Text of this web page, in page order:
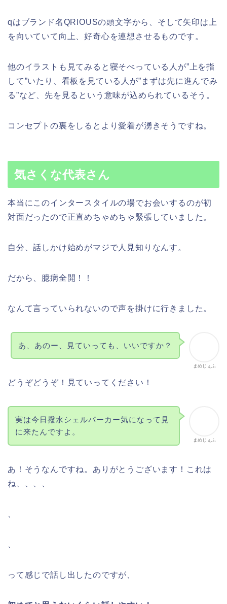
qはブランド名QRIOUSの頭文字から、そして矢印は上
を向いていて向上、好奇心を連想させるものです。
他のイラストも見てみると寝そべっている人が”上を指
して”いたり、看板を見ている人が”まずは先に進んでみ
る”など、先を見るという意味が込められているそう。
コンセプトの裏をしるとより愛着が湧きそうですね。
気さくな代表さん
本当にこのインタースタイルの場でお会いするのが初
対面だったので正直めちゃめちゃ緊張していました。
自分、話しかけ始めがマジで人見知りなんす。
だから、臆病全開！！
なんて言っていられないので声を掛けに行きました。
まめじぇふ
あ、あのー、見ていっても、いいですか？
どうぞどうぞ！見ていってください！
まめじぇふ
実は今日撥水シェルパーカー気になって見
に来たんですよ。
あ！そうなんですね。ありがとうございます！これは
ね、、、、
って感じで話し出したのですが、